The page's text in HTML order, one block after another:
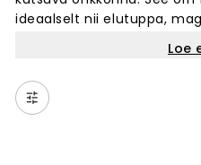
ideaalselt nii elutuppa,
söögituppa. Lõhevärv loob
harmoonilise meeleolu,
mõjuvat tausta teie
täiendab eriti hästi
sügavust ja iseloomu.
Loe